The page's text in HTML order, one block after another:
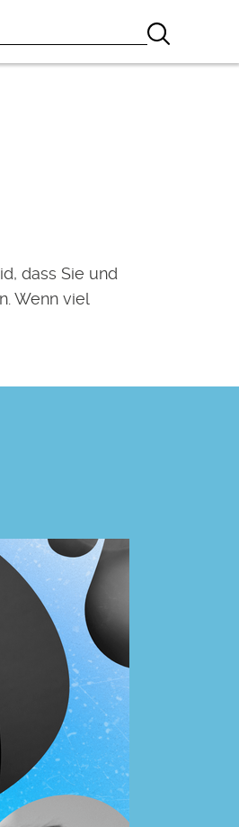
dass Sie und
Wenn viel